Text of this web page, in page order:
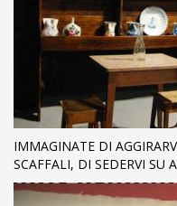
IMMAGINATE DI
SCAFFALI, DI SEDERVI SU